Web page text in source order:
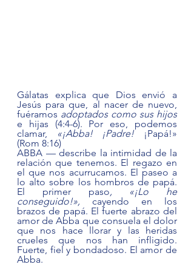
Gálatas explica que Dios envió a
Jesús para que, al nacer de nuevo,
fuéramos
adoptados como sus hijos
e hijas (4:4-6). Por eso, podemos
clamar,
«¡Abba! ¡Padre!
¡Papá!»
(Rom 8:16)
ABBA — describe la intimidad de la
relación que tenemos. El regazo en
el que nos acurrucamos. El paseo a
lo alto sobre los hombros de papá.
El primer paso, «¡Lo he
conseguido!», cayendo en los
brazos de papá. El fuerte abrazo del
amor de Abba que consuela el dolor
que nos hace llorar y las heridas
crueles que nos han infligido.
Fuerte, fiel y bondadoso. El amor de
Abba.